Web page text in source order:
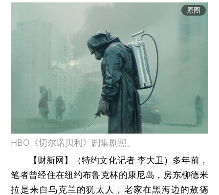
原图
HBO《切尔诺贝利》剧集剧照。
【财新网】（特约文化记者 李大卫） 多年前，
笔者曾经住在纽约布鲁克林的康尼岛，房东柳德米
拉是来自乌克兰的犹太人，老家在黑海边的敖德